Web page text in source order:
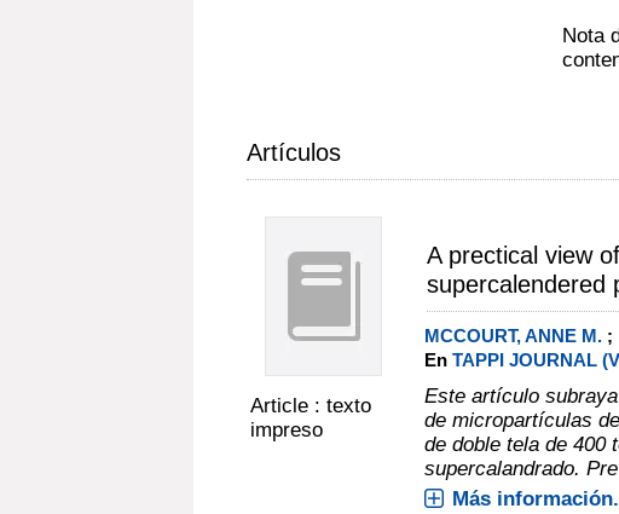
Nota
Artículos
Article : texto
impreso
A prectical view
supercalendered
MCCOURT, ANNE M. ;
EnTAPPI JOURNAL
Este artículo
de micropartículas
de doble tela de 400
supercalandrado.
Más